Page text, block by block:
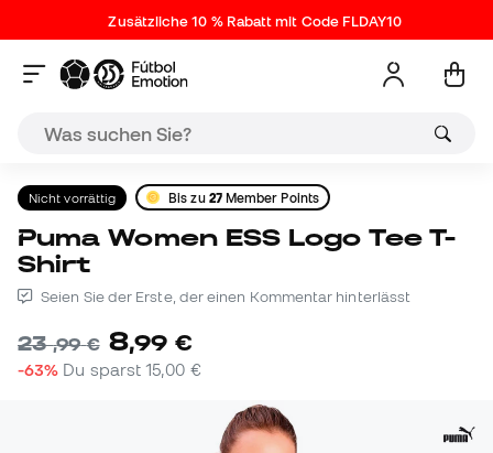
Zusätzliche 10 % Rabatt mit Code FLDAY10
Nicht vorrättig Bis zu 27Member Points
Puma Women ESS Logo Tee T-
Shirt
Seien Sie der Erste, der einen Kommentar hinterlässt
23,99 € 8,99 €
-63% Du sparst15,00 €